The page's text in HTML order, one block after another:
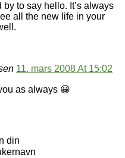
to say hello. It’s always
all the new life in your
11. mars 2008 At 15:02
as always 😀
din